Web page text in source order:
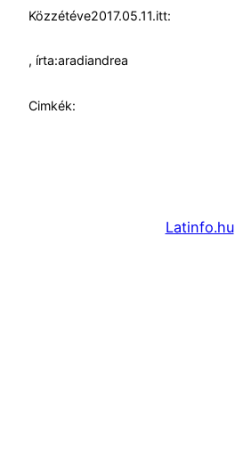
Közzétéve2017.05.11.itt:
, írta:aradiandrea
Cimkék:
Latinfo.hu